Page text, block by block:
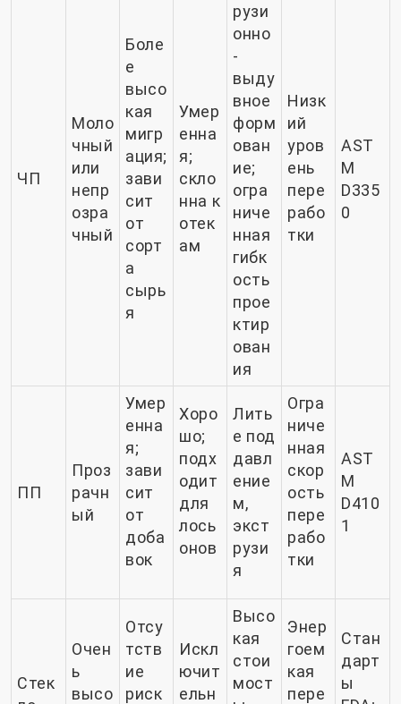
ЧП
Моло
чный
или
непр
озра
чный
Боле
е
высо
кая
мигр
ация;
зави
сит
от
сорт
а
сырь
я
Умер
енна
я;
скло
нна к
отек
ам
рузи
онно
-
выду
вное
форм
ован
ие;
огра
ниче
нная
гибк
ость
прое
ктир
ован
ия
Низк
ий
уров
ень
пере
рабо
тки
AST
M
D335
0
ПП
Проз
рачн
ый
Умер
енна
я;
зави
сит
от
доба
вок
Хоро
шо;
подх
одит
для
лось
онов
Лить
е под
давл
ение
м,
экст
рузи
я
Огра
ниче
нная
скор
ость
пере
рабо
тки
AST
M
D410
1
Стек
Очен
ь
высо
Отсу
тств
ие
риск
Искл
ючит
ельн
Высо
кая
стои
мост
Энер
гоем
кая
пере
Стан
дарт
ы